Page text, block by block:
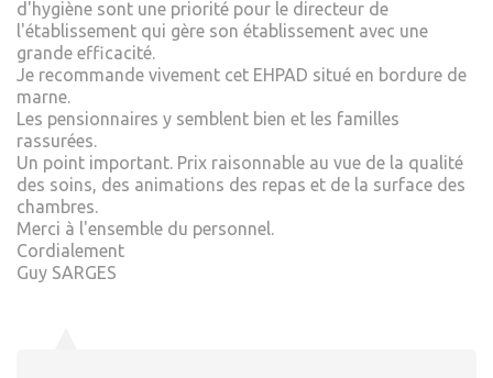
d'hygiène sont une priorité pour le directeur de
l'établissement qui gère son établissement avec une
grande efficacité.
Je recommande vivement cet EHPAD situé en bordure de
marne.
Les pensionnaires y semblent bien et les familles
rassurées.
Un point important. Prix raisonnable au vue de la qualité
des soins, des animations des repas et de la surface des
chambres.
Merci à l'ensemble du personnel.
Cordialement
Guy SARGES